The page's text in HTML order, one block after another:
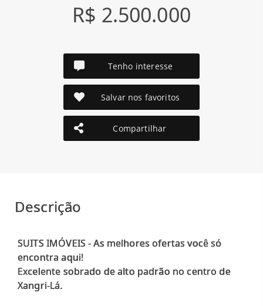
R$ 2.500.000
Tenho interesse
Salvar nos favoritos
Compartilhar
Descrição
SUITS IMÓVEIS - As melhores ofertas você só
encontra aqui!
Excelente sobrado de alto padrão no centro de
Xangri-Lá.